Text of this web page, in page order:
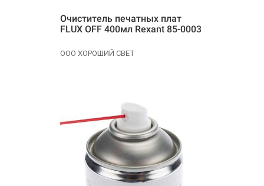
Очиститель печатных плат
FLUX OFF 400мл Rexant 85-0003
ООО ХОРОШИЙ СВЕТ